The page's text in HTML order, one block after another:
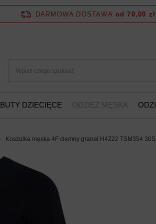
DARMOWA DOSTAWA od 70,00 zł
BUTY DZIECIĘCE ODZIEŻ MĘSKA
Koszulka męska 4F ciemny granat H4Z22 TSM354 30S